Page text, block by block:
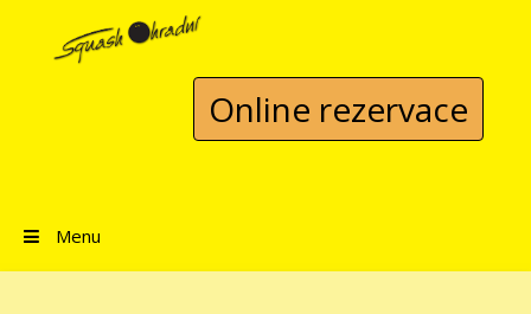
Přeskočit na obsah
Online rezervace
Menu